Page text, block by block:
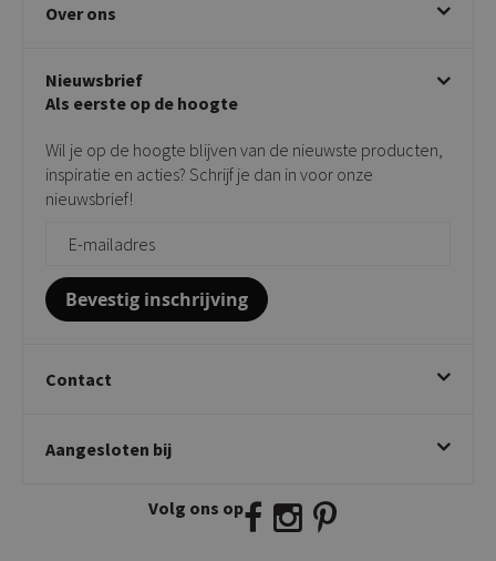
Klachtafhandeling
Privacy policy
Draaibare eetkamerstoelen
Taupe stoelen
Tuinstoelen
Bijzettafels
Over ons
Showroom
Contact
Onderhoudsproducten
Vloerbescherming
Giftcards
Nieuwsbrief
Als eerste op de hoogte
Wil je op de hoogte blijven van de nieuwste producten,
inspiratie en acties? Schrijf je dan in voor onze
nieuwsbrief!
Bevestig inschrijving
Contact
Twijnstraweg 2
info@kickcollection.nl
Aangesloten bij
Volg ons op